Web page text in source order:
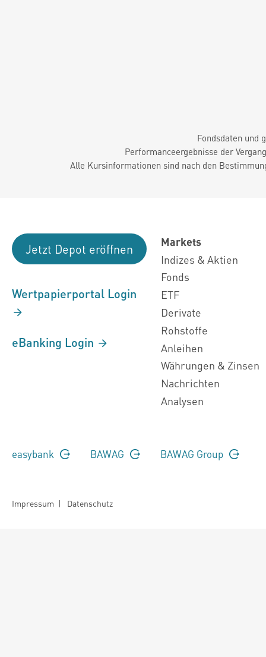
Fondsdaten und
Performanceergebnisse der
Alle Kursinformationen sind nach den
Jetzt Depot eröffnen
Wertpapierportal Login
eBanking Login
Markets
Indizes & Aktien
Fonds
ETF
Derivate
Rohstoffe
Anleihen
Währungen & Zinsen
Nachrichten
Analysen
easybank BAWAG BAWAG Group
Impressum | Datenschutz